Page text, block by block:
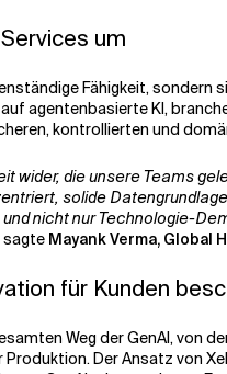
um
Fähigkeit, sondern
agentenbasierte KI,
kontrollierten und
wider, die unsere Teams
solide
nicht nur Technologie-
sagte Mayank Verma, Global
für Kunden
Weg der GenAI, von
Der Ansatz von